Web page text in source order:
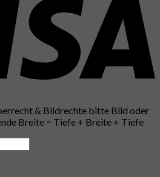
& Bildrechte bitte Bild oder
Breite = Tiefe + Breite + Tiefe